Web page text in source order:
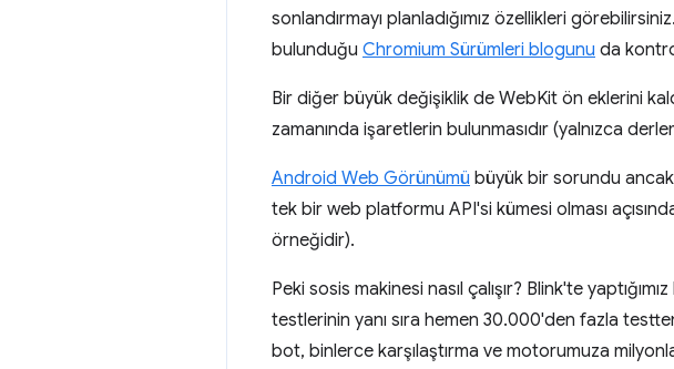
sonlandırmayı planladığımız özellikleri
bulunduğu Chromium Sürümleri blogunu da
Bir diğer büyük değişiklik de WebKit ön eklerini
zamanında işaretlerin bulunmasıdır (yalnızca
Android Web Görünümü büyük bir sorundu ancak
tek bir web platformu API'si kümesi olması
örneğidir).
Peki sosis makinesi nasıl çalışır? Blink'te
testlerinin yanı sıra hemen 30.000'den fazla
bot, binlerce karşılaştırma ve motorumuza